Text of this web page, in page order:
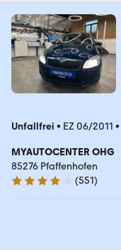
Unfallfrei • EZ 06/2011 •
MYAUTOCENTER OHG
85276 Pfaffenhofen
4.2 Sterne
(551)